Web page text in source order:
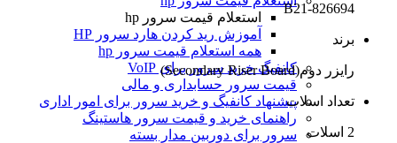
استعلام قیمت سرور hp
آموزش ريد كردن هارد سرور HP
همه استعلام قیمت سرور hp
کانفیگ خرید سرور برای VoIP
قیمت سرور حسابداری و مالی
پیشنهاد کانفیگ و خرید سرور برای امور اداری
راهنمای خرید و قیمت سرور هاستینگ
سرور برای دوربین مدار بسته
826694-B21
برند
رایزر دوم(Secondary Riser Board)
تعداد اسلات
2 اسلات